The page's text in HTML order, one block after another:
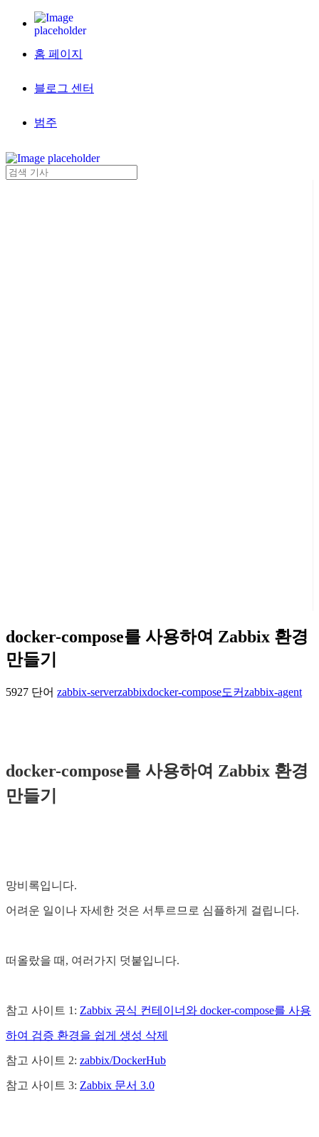
홈 페이지
블로그 센터
범주
docker-compose를 사용하여 Zabbix 환경
만들기
5927 단어 zabbix-serverzabbixdocker-compose도커zabbix-agent
docker-compose를 사용하여 Zabbix 환경
만들기
망비록입니다.
어려운 일이나 자세한 것은 서투르므로 심플하게 걸립니다.
떠올랐을 때, 여러가지 덧붙입니다.
참고 사이트 1: Zabbix 공식 컨테이너와 docker-compose를 사용
하여 검증 환경을 쉽게 생성 삭제
참고 사이트 2: zabbix/DockerHub
참고 사이트 3: Zabbix 문서 3.0